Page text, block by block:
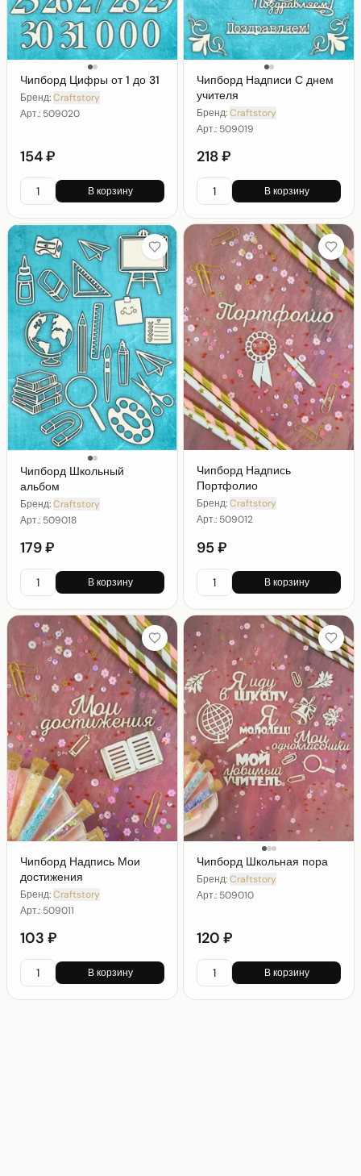
Чипборд Цифры от 1 до 31
Бренд:Craftstory
Арт.: 509020
154 ₽
В корзину
Чипборд Надписи С днем
учителя
Бренд:Craftstory
Арт.: 509019
218 ₽
В корзину
Чипборд Школьный
альбом
Бренд:Craftstory
Арт.: 509018
179 ₽
В корзину
Чипборд Надпись
Портфолио
Бренд:Craftstory
Арт.: 509012
95 ₽
В корзину
Чипборд Надпись Мои
достижения
Бренд:Craftstory
Арт.: 509011
103 ₽
В корзину
Чипборд Школьная пора
Бренд:Craftstory
Арт.: 509010
120 ₽
В корзину